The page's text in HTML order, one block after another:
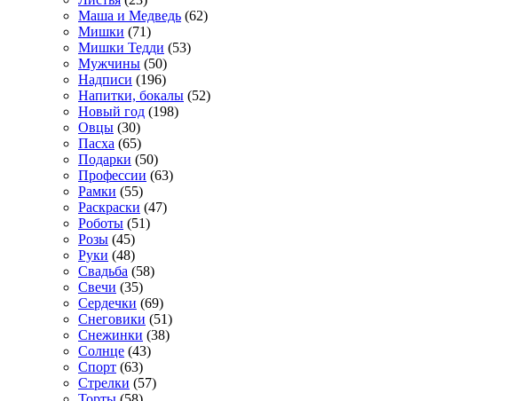
Маша и Медведь (62)
Мишки (71)
Мишки Тедди (53)
Мужчины (50)
Надписи (196)
Напитки, бокалы (52)
Новый год (198)
Овцы (30)
Пасха (65)
Подарки (50)
Профессии (63)
Рамки (55)
Раскраски (47)
Роботы (51)
Розы (45)
Руки (48)
Свадьба (58)
Свечи (35)
Сердечки (69)
Снеговики (51)
Снежинки (38)
Солнце (43)
Спорт (63)
Стрелки (57)